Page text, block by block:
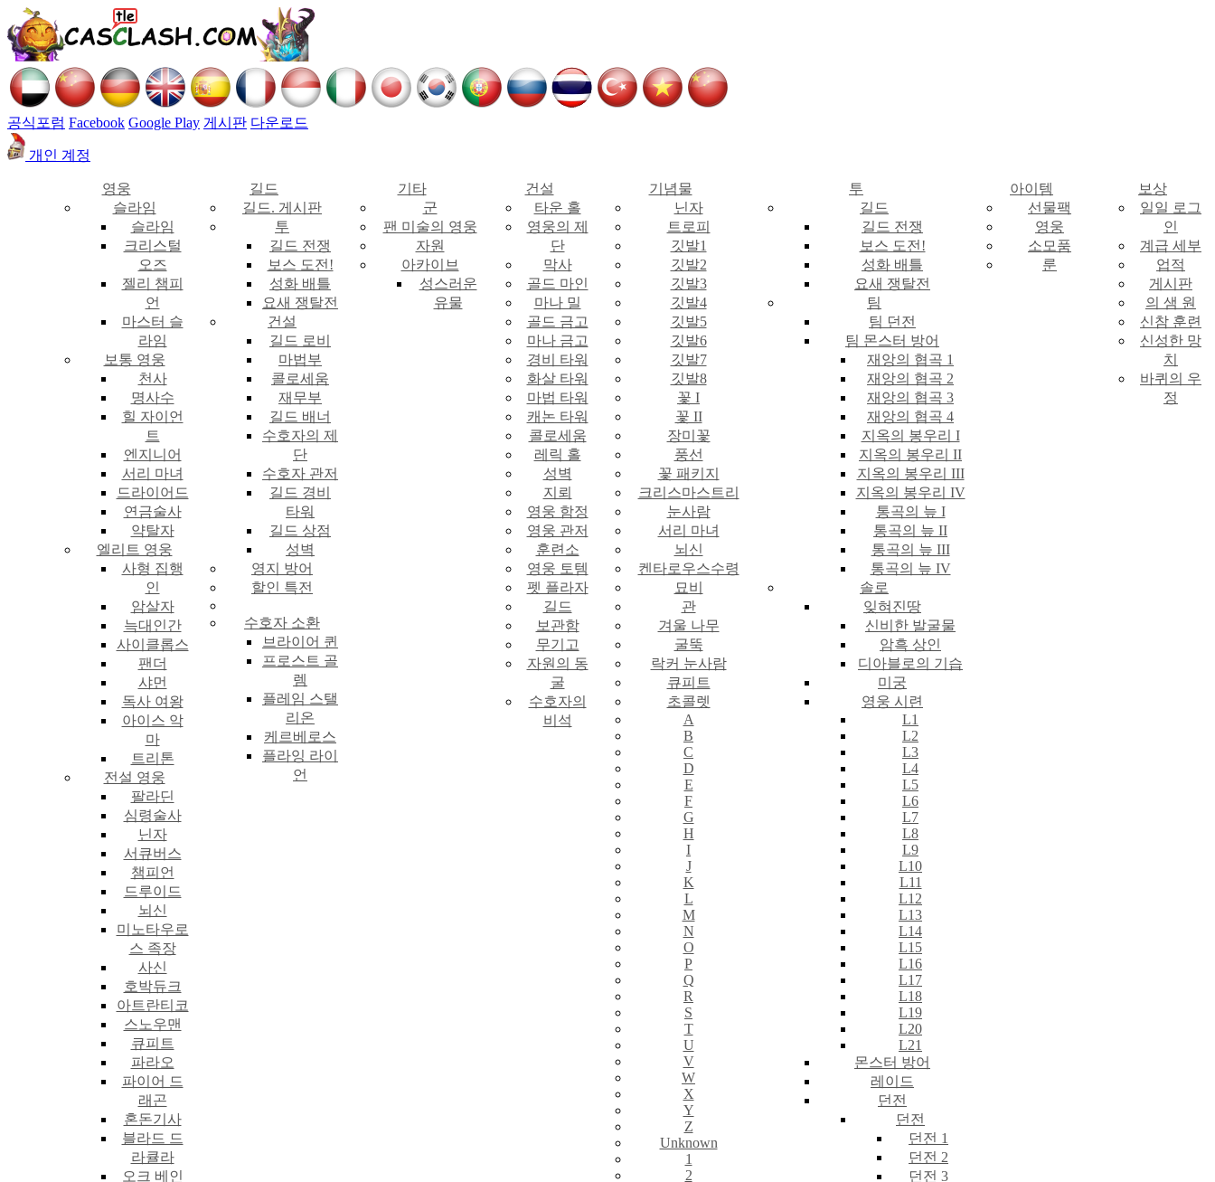
공식포럼 Facebook Google Play 게시판 다운로드
개인 계정
영웅
슬라임
슬라임
크리스털
오즈
젤리 챔피
언
마스터 슬
라임
보통 영웅
천사
명사수
힐 자이언
트
엔지니어
서리 마녀
드라이어드
연금술사
약탈자
엘리트 영웅
사형 집행
인
암살자
늑대인간
사이클롭스
팬더
샤먼
독사 여왕
아이스 악
마
트리톤
전설 영웅
팔라딘
심령술사
닌자
서큐버스
챔피언
드루이드
뇌신
미노타우로
스 족장
사신
호박듀크
아트란티코
스노우맨
큐피트
파라오
파이어 드
래곤
혼돈기사
블라드 드
라큘라
오크 베인
길드
길드. 게시판
투
길드 전쟁
보스 도전!
성화 배틀
요새 쟁탈전
건설
길드 로비
마법부
콜로세움
재무부
길드 배너
수호자의 제
단
수호자 관저
길드 경비
타워
길드 상점
성벽
영지 방어
할인 특전
수호자 소환
브라이어 퀸
프로스트 골
렘
플레임 스탤
리온
케르베로스
플라잉 라이
언
기타
군
팬 미술의 영웅
자원
아카이브
성스러운
유물
건설
타운 홀
영웅의 제
단
막사
골드 마인
마나 밀
골드 금고
마나 금고
경비 타워
화살 타워
마법 타워
캐논 타워
콜로세움
레릭 홀
성벽
지뢰
영웅 함정
영웅 관저
훈련소
영웅 토템
펫 플라자
길드
보관함
무기고
자원의 동
굴
수호자의
비석
기념물
닌자
트로피
깃발1
깃발2
깃발3
깃발4
깃발5
깃발6
깃발7
깃발8
꽃 I
꽃 II
장미꽃
풍선
꽃 패키지
크리스마스트리
눈사람
서리 마녀
뇌신
켄타로우스수령
묘비
관
겨울 나무
굴뚝
락커 눈사람
큐피트
초콜렛
A
B
C
D
E
F
G
H
I
J
K
L
M
N
O
P
Q
R
S
T
U
V
W
X
Y
Z
Unknown
1
2
투
길드
길드 전쟁
보스 도전!
성화 배틀
요새 쟁탈전
팀
팀 던전
팀 몬스터 방어
재앙의 협곡 1
재앙의 협곡 2
재앙의 협곡 3
재앙의 협곡 4
지옥의 봉우리 I
지옥의 봉우리 II
지옥의 봉우리 III
지옥의 봉우리 IV
통곡의 늪 I
통곡의 늪 II
통곡의 늪 III
통곡의 늪 IV
솔로
잊혀진땅
신비한 발굴물
암흑 상인
디아블로의 기습
미궁
영웅 시련
L1
L2
L3
L4
L5
L6
L7
L8
L9
L10
L11
L12
L13
L14
L15
L16
L17
L18
L19
L20
L21
몬스터 방어
레이드
던전
던전
던전 1
던전 2
던전 3
아이템
선물팩
영웅
소모품
룬
보상
일일 로그
인
계급 세부
업적
게시판
의 샘 원
신참 훈련
신성한 망
치
바퀴의 우
정